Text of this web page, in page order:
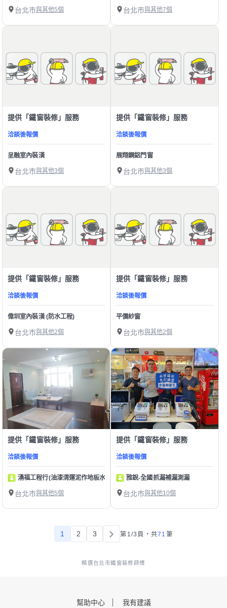
台北市與其他5個 台北市與其他7個
提供「鐵窗裝修」服務
洽談後報價
呈融室內裝潢
台北市與其他3個
提供「鐵窗裝修」服務
洽談後報價
展翔鋼鋁門窗
台北市與其他3個
提供「鐵窗裝修」服務
洽談後報價
偉圳室內裝潢 (防水工程)
台北市與其他2個
提供「鐵窗裝修」服務
洽談後報價
平價紗窗
台北市與其他2個
提供「鐵窗裝修」服務
洽談後報價
湧福工程行(油漆清運泥作地板水電壁紙)
台北市與其他5個
提供「鐵窗裝修」服務
洽談後報價
雅銳-全國抓漏補漏測漏
台北市與其他10個
1 2 3 第1/3頁， 共71 筆
精選台北市鐵窗裝修師傅
幫助中心 我有建議